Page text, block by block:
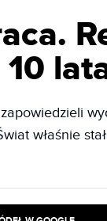
właśnie